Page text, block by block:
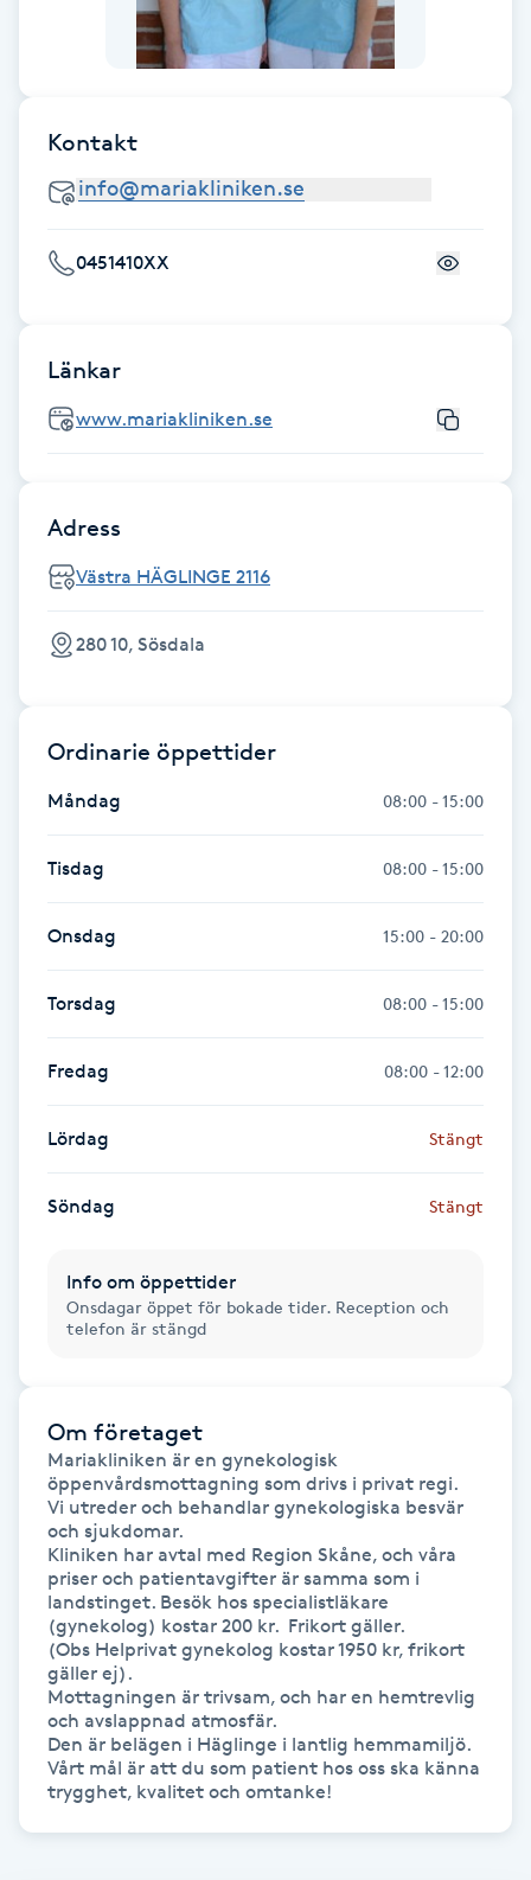
Face framing
Faceliftmassage
Fillers
Fotmassage
Fransborttagning
Fransfärgning
Fransförlängning
Fransförlängning Megavolym
Fransförlängning Volym
Fransk manikyr
Fransrengöring
Frekvensterapi
Friskvård
Funktionsanalys
Färgning
Föning
Gel naglar
Gelenaglar
Kontakt
0451410XX
Länkar
www.mariakliniken.se
Adress
Västra HÄGLINGE 2116
280 10, Sösdala
Ordinarie öppettider
Måndag 08:00 - 15:00
Tisdag 08:00 - 15:00
Onsdag 15:00 - 20:00
Torsdag 08:00 - 15:00
Fredag 08:00 - 12:00
Lördag Stängt
Söndag Stängt
Info om öppettider
Onsdagar öppet för bokade tider. Reception och
telefon är stängd
Om företaget
Mariakliniken är en gynekologisk
öppenvårdsmottagning som drivs i privat regi.
Vi utreder och behandlar gynekologiska besvär
och sjukdomar.
Kliniken har avtal med Region Skåne, och våra
priser och patientavgifter är samma som i
landstinget. Besök hos specialistläkare
(gynekolog) kostar 200 kr.  Frikort gäller.
(Obs Helprivat gynekolog kostar 1950 kr, frikort
gäller ej).
Mottagningen är trivsam, och har en hemtrevlig
och avslappnad atmosfär.
Den är belägen i Häglinge i lantlig hemmamiljö.
Vårt mål är att du som patient hos oss ska känna